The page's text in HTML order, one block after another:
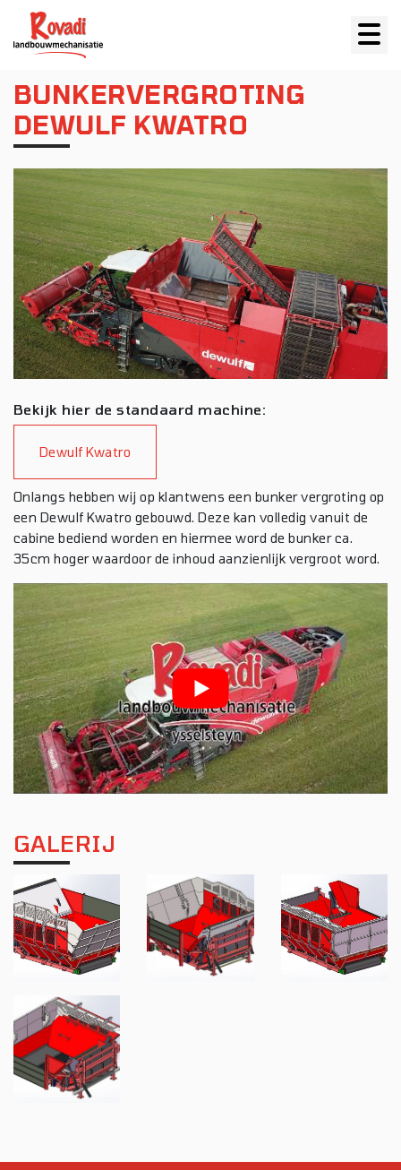
BUNKERVERGROTING
DEWULF KWATRO
Bekijk hier de standaard machine:
Dewulf Kwatro
Onlangs hebben wij op klantwens een bunker vergroting op
een Dewulf Kwatro gebouwd. Deze kan volledig vanuit de
cabine bediend worden en hiermee word de bunker ca.
35cm hoger waardoor de inhoud aanzienlijk vergroot word.
GALERIJ